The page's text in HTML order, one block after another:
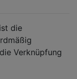
die
Verknüpfung